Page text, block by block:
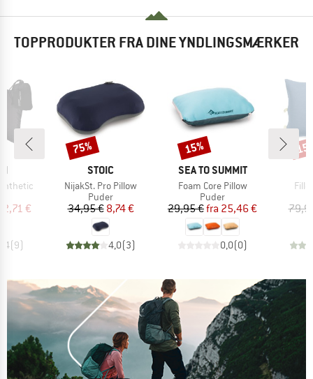
TOPPRODUKTER FRA DINE YNDLINGSMÆRKER
pris
€
(9)
MÆRKE
STOIC
Artikel
NijakSt. Pro Pillow
Produktgruppe
Puder
Pris
34,95 €Nedsat pris
8,74 €
4,0(3)
Rabat
75%
MÆRKE
SEA TO SUMMIT
Artikel
Foam Core Pillow
Produktgruppe
Puder
Pris
29,95 € Nedsat pris
fra 25,46 €
0,0(0)
Rabat
15%